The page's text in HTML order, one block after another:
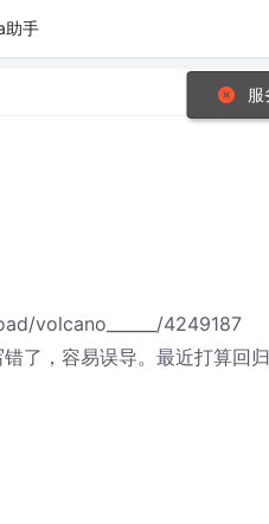
助手
volcano______/4249187
了，容易误导。最近打算回
服